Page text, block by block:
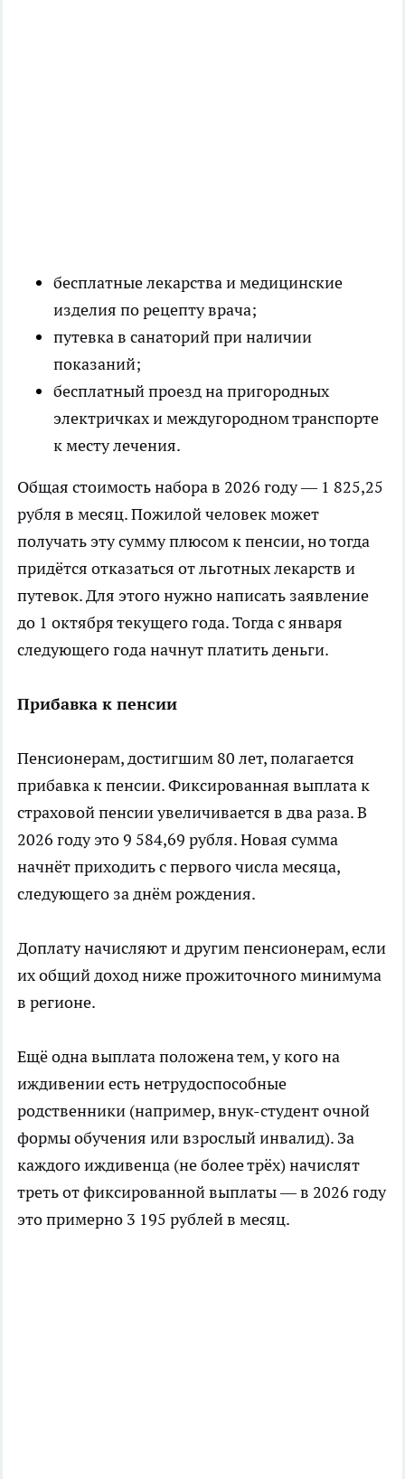
бесплатные лекарства и медицинские
изделия по рецепту врача;
путевка в санаторий при наличии
показаний;
бесплатный проезд на пригородных
электричках и междугородном транспорте
к месту лечения.
Общая стоимость набора в 2026 году — 1 825,25
рубля в месяц. Пожилой человек может
получать эту сумму плюсом к пенсии, но тогда
придётся отказаться от льготных лекарств и
путевок. Для этого нужно написать заявление
до 1 октября текущего года. Тогда с января
следующего года начнут платить деньги.
Прибавка к пенсии
Пенсионерам, достигшим 80 лет, полагается
прибавка к пенсии. Фиксированная выплата к
страховой пенсии увеличивается в два раза. В
2026 году это 9 584,69 рубля. Новая сумма
начнёт приходить с первого числа месяца,
следующего за днём рождения.
Доплату начисляют и другим пенсионерам, если
их общий доход ниже прожиточного минимума
в регионе.
Ещё одна выплата положена тем, у кого на
иждивении есть нетрудоспособные
родственники (например, внук-студент очной
формы обучения или взрослый инвалид). За
каждого иждивенца (не более трёх) начислят
треть от фиксированной выплаты — в 2026 году
это примерно 3 195 рублей в месяц.